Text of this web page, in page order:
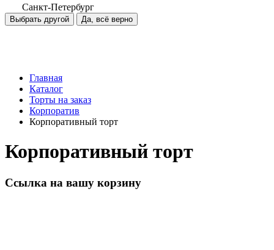
Санкт-Петербург
Выбрать другой Да, всё верно
Главная
Каталог
Торты на заказ
Корпоратив
Корпоративный торт
Корпоративный торт
Ссылка на вашу корзину